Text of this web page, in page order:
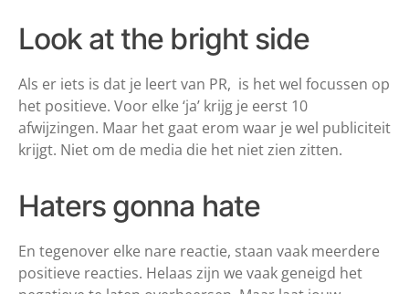
Look at the bright side
Als er iets is dat je leert van PR, is het wel focussen op
het positieve. Voor elke ‘ja’ krijg je eerst 10
afwijzingen. Maar het gaat erom waar je wel publiciteit
krijgt. Niet om de media die het niet zien zitten.
Haters gonna hate
En tegenover elke nare reactie, staan vaak meerdere
positieve reacties. Helaas zijn we vaak geneigd het